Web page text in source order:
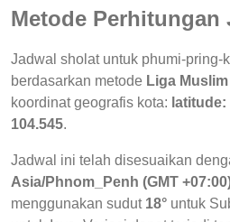
Metode Perhitungan
Jadwal sholat untuk phumi-pring-
berdasarkan metode Liga
koordinat geografis kota:
104.545.
Jadwal ini telah disesuaikan
Asia/Phnom_Penh (GMT
menggunakan sudut 18° untuk